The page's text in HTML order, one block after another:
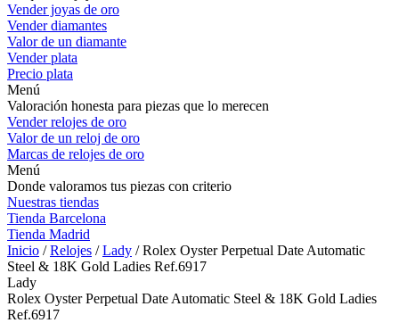
Vender joyas de oro
Vender diamantes
Valor de un diamante
Vender plata
Precio plata
Menú
Valoración honesta para piezas que lo merecen
Vender relojes de oro
Valor de un reloj de oro
Marcas de relojes de oro
Menú
Donde valoramos tus piezas con criterio
Nuestras tiendas
Tienda Barcelona
Tienda Madrid
Inicio /Relojes /Lady / Rolex Oyster Perpetual Date Automatic
Steel & 18K Gold Ladies Ref.6917
Lady
Rolex Oyster Perpetual Date Automatic Steel & 18K Gold Ladies
Ref.6917